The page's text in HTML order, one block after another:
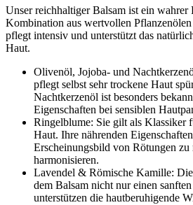
Unser reichhaltiger Balsam ist ein
Kombination aus wertvollen
pflegt intensiv und unterstützt das
Haut.
Olivenöl, Jojoba- und
pflegt selbst sehr trockene Haut
Nachtkerzenöl ist besonders
Eigenschaften bei sensiblen
Ringelblume: Sie gilt als Klassiker
Haut. Ihre nährenden
Erscheinungsbild von Rötungen
harmonisieren.
Lavendel & Römische Kamille:
dem Balsam nicht nur einen
unterstützen die hautberuhigende